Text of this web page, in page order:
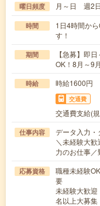
曜日頻度 月～日 週2
時間
1日4時間か
す！
期間
【急募】即
OK！8月～9
時給 時給1600円
交通費
交通費支給(
仕事内容
データ入力・
＼未経験大
力のお仕事
応募資格
職種未経験
要
未経験大歓
名以上大募集